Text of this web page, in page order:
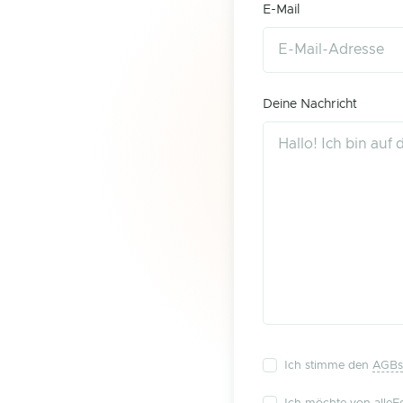
E-Mail
Deine Nachricht
Ich stimme den AGBs